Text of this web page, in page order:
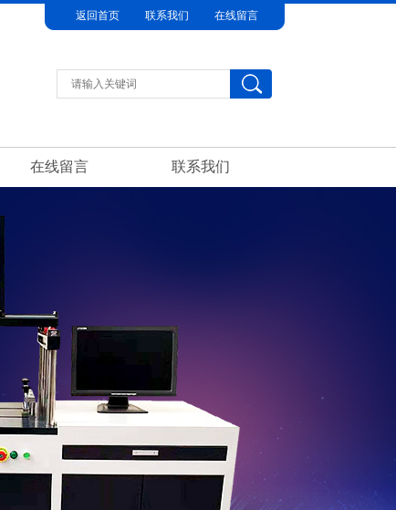
返回首页 联系我们 在线留言
在线留言 联系我们